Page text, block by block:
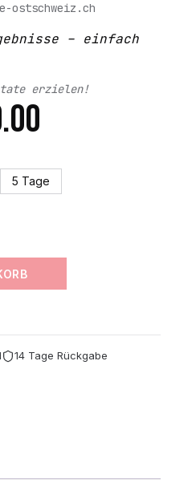
ostschweiz.ch
– einfach
erzielen!
CHF 50.00
bis
5 Tage
14 Tage Rückgabe